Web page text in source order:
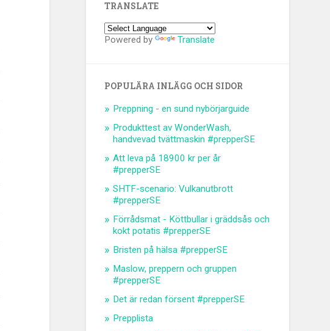
TRANSLATE
Powered by Translate
POPULÄRA INLÄGG OCH SIDOR
Preppning - en sund nybörjarguide
Produkttest av WonderWash,
handvevad tvättmaskin #prepperSE
Att leva på 18900 kr per år
#prepperSE
SHTF-scenario: Vulkanutbrott
#prepperSE
Förrådsmat - Köttbullar i gräddsås och
kokt potatis #prepperSE
Bristen på hälsa #prepperSE
Maslow, preppern och gruppen
#prepperSE
Det är redan försent #prepperSE
Prepplista